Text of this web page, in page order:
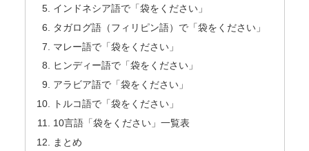
インドネシア語で「袋をください」
タガログ語（フィリピン語）で「袋をください」
マレー語で「袋をください」
ヒンディー語で「袋をください」
アラビア語で「袋をください」
トルコ語で「袋をください」
10言語「袋をください」一覧表
まとめ